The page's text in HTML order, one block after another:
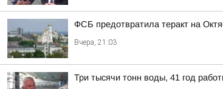
ФСБ предотвратила теракт на
Вчера, 21:03
Три тысячи тонн воды, 41 год